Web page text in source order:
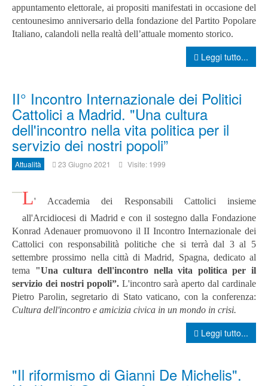
appuntamento elettorale, ai propositi manifestati in occasione del
centounesimo anniversario della fondazione del Partito Popolare
Italiano, calandoli nella realtà dell’attuale momento storico.
Leggi tutto...
II° Incontro Internazionale dei Politici
Cattolici a Madrid. "Una cultura
dell'incontro nella vita politica per il
servizio dei nostri popoli”
Attualità 23 Giugno 2021 Visite: 1999
L' Accademia dei Responsabili Cattolici insieme
all'Arcidiocesi di Madrid e con il sostegno dalla Fondazione
Konrad Adenauer promuovono il II Incontro Internazionale dei
Cattolici con responsabilità politiche che si terrà dal 3 al 5
settembre prossimo nella città di Madrid, Spagna, dedicato al
tema "Una cultura dell'incontro nella vita politica per il
servizio dei nostri popoli”. L'incontro sarà aperto dal cardinale
Pietro Parolin, segretario di Stato vaticano, con la conferenza:
Cultura dell'incontro e amicizia civica in un mondo in crisi.
Leggi tutto...
"Il riformismo di Gianni De Michelis".